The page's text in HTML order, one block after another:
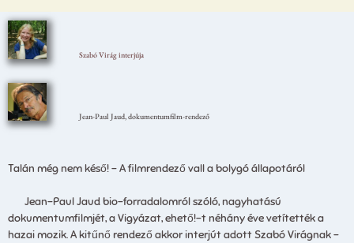
Szabó Virág interjúja
Jean-Paul Jaud, dokumentumfilm-rendező
Talán még nem késő! – Afilmrendező vall a bolygó állapotáról
Jean-Paul Jaud bio-forradalomról szóló, nagyhatású
dokumentumfilmjét, a Vigyázat, ehető!-t néhány éve vetítették a
hazai mozik. A kitűnő rendező akkor interjút adott Szabó Virágnak –